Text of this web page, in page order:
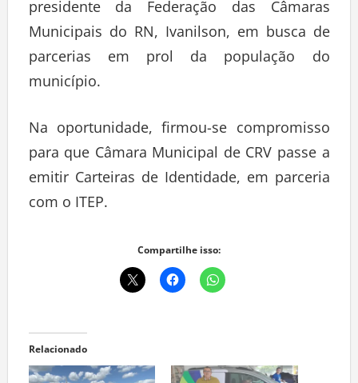
presidente da Federação das Câmaras
Municipais do RN, Ivanilson, em busca de
parcerias em prol da população do
município.
Na oportunidade, firmou-se compromisso
para que Câmara Municipal de CRV passe a
emitir Carteiras de Identidade, em parceria
com o ITEP.
Compartilhe isso:
Relacionado